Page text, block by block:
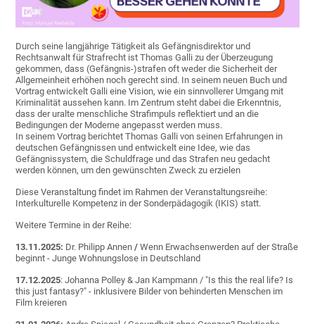
Durch seine langjährige Tätigkeit als Gefängnisdirektor und
Rechtsanwalt für Strafrecht ist Thomas Galli zu der Überzeugung
gekommen, dass (Gefängnis-)strafen oft weder die Sicherheit der
Allgemeinheit erhöhen noch gerecht sind. In seinem neuen Buch und
Vortrag entwickelt Galli eine Vision, wie ein sinnvollerer Umgang mit
Kriminalität aussehen kann. Im Zentrum steht dabei die Erkenntnis,
dass der uralte menschliche Strafimpuls reflektiert und an die
Bedingungen der Moderne angepasst werden muss.
In seinem Vortrag berichtet Thomas Galli von seinen Erfahrungen in
deutschen Gefängnissen und entwickelt eine Idee, wie das
Gefängnissystem, die Schuldfrage und das Strafen neu gedacht
werden können, um den gewünschten Zweck zu erzielen
Diese Veranstaltung findet im Rahmen der Veranstaltungsreihe:
Interkulturelle Kompetenz in der Sonderpädagogik (IKIS) statt.
Weitere Termine in der Reihe:
13.11.2025: Dr. Philipp Annen/Wenn Erwachsenwerden auf der Straße
beginnt - Junge Wohnungslose in Deutschland
17.12.2025: Johanna Polley & Jan Kampmann / "Is this the real life? Is
this just fantasy?" - inklusivere Bilder von behinderten Menschen im
Film kreieren